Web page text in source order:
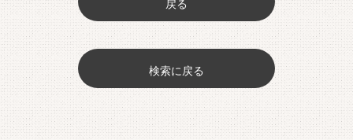
戻る
検索に戻る